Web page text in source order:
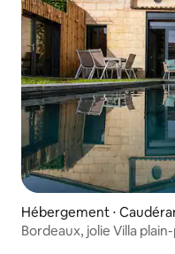
Hébergement ⋅
Bordeaux, jolie Villa